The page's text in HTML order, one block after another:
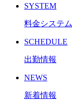
SYSTEM
料金システム
SCHEDULE
出勤情報
NEWS
新着情報